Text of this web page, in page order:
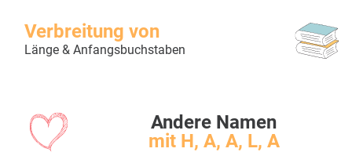
Verbreitung von
Länge & Anfangsbuchstaben
Andere Namen
mit H, A, A, L, A